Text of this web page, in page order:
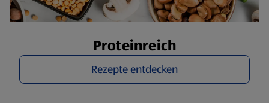
Proteinreich
Rezepte entdecken